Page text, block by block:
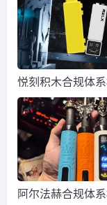
悦刻积木合规体
个人观察笔记
阿尔法赫合规体